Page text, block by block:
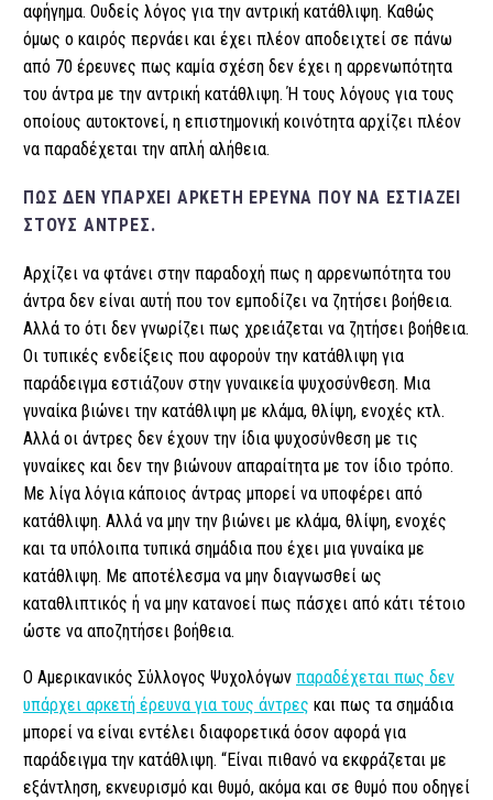
αφήγημα. Ουδείς λόγος για την αντρική κατάθλιψη. Καθώς
όμως ο καιρός περνάει και έχει πλέον αποδειχτεί σε πάνω
από 70 έρευνες πως καμία σχέση δεν έχει η αρρενωπότητα
του άντρα με την αντρική κατάθλιψη. Ή τους λόγους για τους
οποίους αυτοκτονεί, η επιστημονική κοινότητα αρχίζει πλέον
να παραδέχεται την απλή αλήθεια.
ΠΩΣ ΔΕΝ ΥΠΆΡΧΕΙ ΑΡΚΕΤΉ ΈΡΕΥΝΑ ΠΟΥ ΝΑ ΕΣΤΙΆΖΕΙ
ΣΤΟΥΣ ΆΝΤΡΕΣ.
Αρχίζει να φτάνει στην παραδοχή πως η αρρενωπότητα του
άντρα δεν είναι αυτή που τον εμποδίζει να ζητήσει βοήθεια.
Αλλά το ότι δεν γνωρίζει πως χρειάζεται να ζητήσει βοήθεια.
Οι τυπικές ενδείξεις που αφορούν την κατάθλιψη για
παράδειγμα εστιάζουν στην γυναικεία ψυχοσύνθεση. Μια
γυναίκα βιώνει την κατάθλιψη με κλάμα, θλίψη, ενοχές κτλ.
Αλλά οι άντρες δεν έχουν την ίδια ψυχοσύνθεση με τις
γυναίκες και δεν την βιώνουν απαραίτητα με τον ίδιο τρόπο.
Με λίγα λόγια κάποιος άντρας μπορεί να υποφέρει από
κατάθλιψη. Αλλά να μην την βιώνει με κλάμα, θλίψη, ενοχές
και τα υπόλοιπα τυπικά σημάδια που έχει μια γυναίκα με
κατάθλιψη. Με αποτέλεσμα να μην διαγνωσθεί ως
καταθλιπτικός ή να μην κατανοεί πως πάσχει από κάτι τέτοιο
ώστε να αποζητήσει βοήθεια.
Ο Αμερικανικός Σύλλογος Ψυχολόγων παραδέχεται πως δεν
υπάρχει αρκετή έρευνα για τους άντρες και πως τα σημάδια
μπορεί να είναι εντέλει διαφορετικά όσον αφορά για
παράδειγμα την κατάθλιψη. “Είναι πιθανό να εκφράζεται με
εξάντληση, εκνευρισμό και θυμό, ακόμα και σε θυμό που οδηγεί